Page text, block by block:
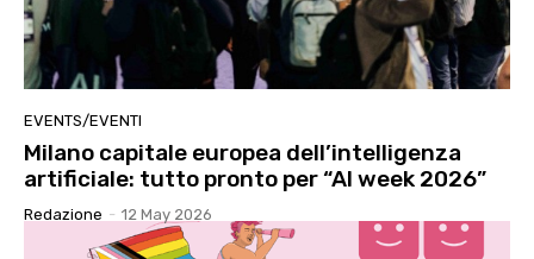
EVENTS/EVENTI
Milano capitale europea dell’intelligenza
artificiale: tutto pronto per “AI week 2026”
Redazione - 12 May 2026